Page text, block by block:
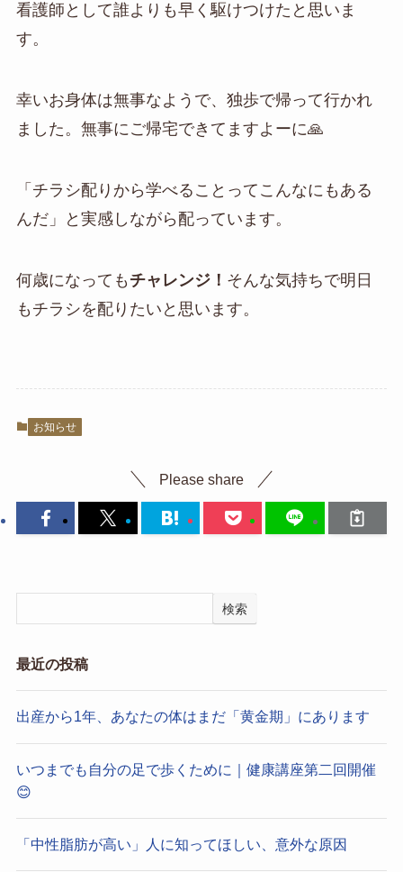
看護師として誰よりも早く駆けつけたと思いま
す。
幸いお身体は無事なようで、独歩で帰って行かれ
ました。無事にご帰宅できてますよーに🙏
「チラシ配りから学べることってこんなにもある
んだ」と実感しながら配っています。
何歳になっても チャレンジ！ そんな気持ちで明日
もチラシを配りたいと思います。
お知らせ
Please share
検索
最近の投稿
出産から1年、あなたの体はまだ「黄金期」にあります
いつまでも自分の足で歩くために｜健康講座第二回開催
😊
「中性脂肪が高い」人に知ってほしい、意外な原因